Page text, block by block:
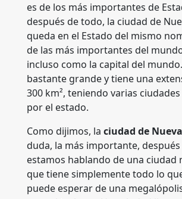
es de los más importantes de
después de todo, la ciudad de
queda en el Estado del mismo
de las más importantes del
incluso como la capital del
bastante grande y tiene una
300 km², teniendo varias
por el estado.
Como dijimos, la ciudad de
duda, la más importante,
estamos hablando de una ciudad
que tiene simplemente todo lo
puede esperar de una